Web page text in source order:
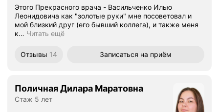
Этого Прекрасного врача - Васильченко Илью
Леонидовича как "золотые руки" мне посоветовал и
мой близкий друг (его бывший коллега), и также меня
к… Читать ещё
Отзывы 14 Записаться на приём
Поличная Дилара Маратовна
Стаж 5 лет